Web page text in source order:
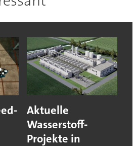
Aktuelle
Wasserstoff-
Projekte in